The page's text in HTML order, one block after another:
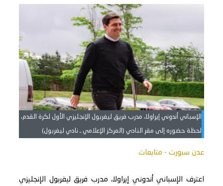
الإسباني أندوني إيراولا، مدرب فريق ليفربول الإنجليزي الأول لكرة القدم،
لحظة حضوره إلى مقر النادي (المركز الإعلامي ـ نادي ليفربول)
عدن سبورت - متابعات
اعترف الإسباني أندوني إيراولا، مدرب فريق ليفربول الإنجليزي